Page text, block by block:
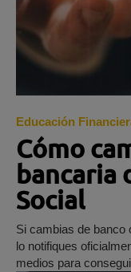
Educación
Cómo
bancaria
Social
Si cambias de banco
lo notifiques
medios para